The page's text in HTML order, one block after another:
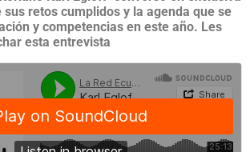
sus retos cumplidos y la agenda que se
y competencias en este año. Les
esta entrevista